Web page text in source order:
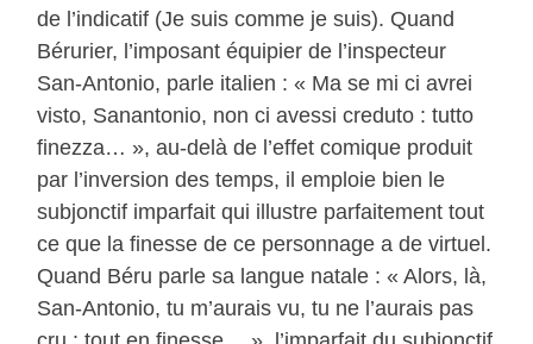
de l’indicatif (Je suis comme je suis). Quand
Bérurier, l’imposant équipier de l’inspecteur
San-Antonio, parle italien : « Ma se mi ci avrei
visto, Sanantonio, non ci avessi creduto : tutto
finezza… », au-delà de l’effet comique produit
par l’inversion des temps, il emploie bien le
subjonctif imparfait qui illustre parfaitement tout
ce que la finesse de ce personnage a de virtuel.
Quand Béru parle sa langue natale : « Alors, là,
San-Antonio, tu m’aurais vu, tu ne l’aurais pas